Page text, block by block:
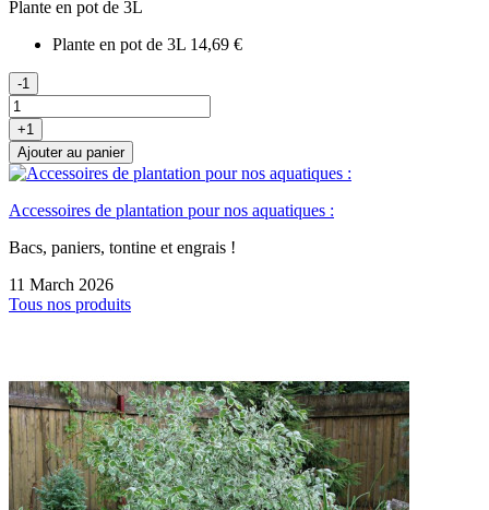
Plante en pot de 3L
Plante en pot de 3L 14,69 €
-1
+1
Ajouter au panier
Accessoires de plantation pour nos aquatiques :
Bacs, paniers, tontine et engrais !
11 March 2026
Tous nos produits